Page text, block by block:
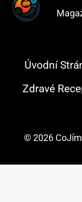
Úvodní
Zdravé
© 2026